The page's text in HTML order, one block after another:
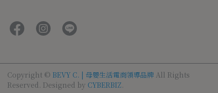
Copyright © BEVY C. | 母嬰生活電商領導品牌 All Rights
Reserved. Designed by CYBERBIZ.